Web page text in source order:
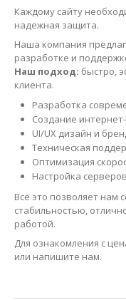
Каждому сайту
надежная защита.
Наша компания
разработке и
Наш подход: быстро,
клиента.
Разработка
Создание
UI/UX дизайн и
Техническая
Оптимизация
Настройка
Всё это позволяет нам
стабильностью,
работой.
Для ознакомления с
или напишите нам.